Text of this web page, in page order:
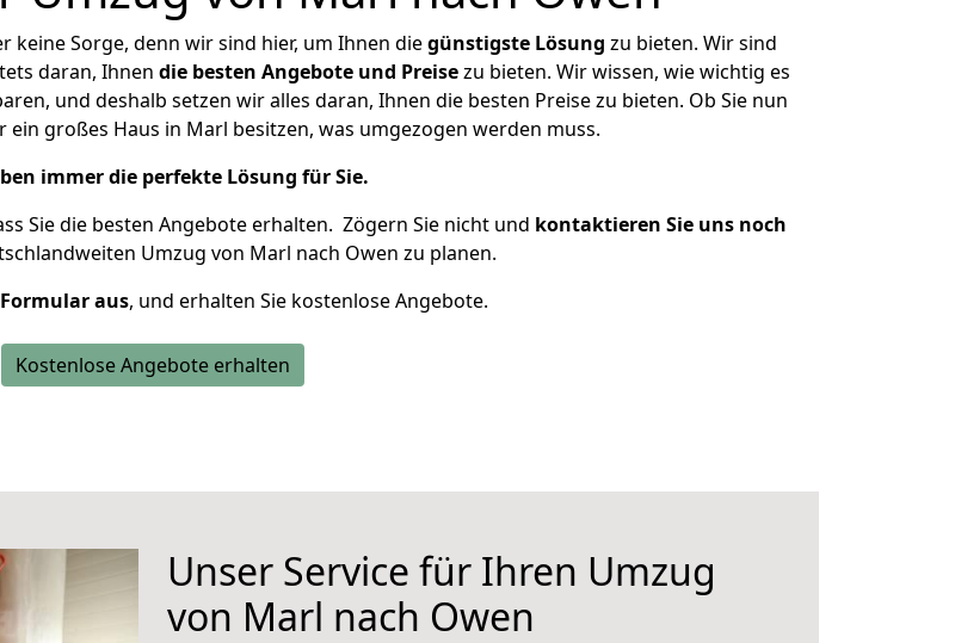
Sorge, denn wir sind hier, um Ihnen diegünstigste Lösung zu bieten. Wir sind
daran, Ihnen die besten Angebote und Preisezu bieten. Wir wissen, wie wichtig es
und deshalb setzen wir alles daran, Ihnen die besten Preise zu bieten. Ob Sie nun
großes Haus in Marl besitzen, was umgezogen werden muss.
immer die perfekte Lösung für Sie.
Sie die besten Angebote erhalten. Zögern Sie nicht und kontaktieren Sie uns noch
Umzug von Marl nach Owen zu planen.
aus, und erhalten Sie kostenlose Angebote.
Kostenlose Angebote erhalten
Unser Service für Ihren Umzug
von Marl nach Owen